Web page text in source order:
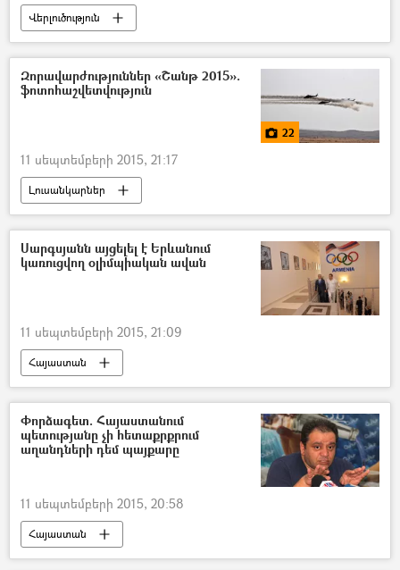
Վերլուծություն
Զորավարժություններ «Շանթ 2015».
ֆոտոհաշվետվություն
22
11 սեպտեմբերի 2015, 21:17
Լուսանկարներ
Սարգսյանն այցելել է Երևանում
կառուցվող օլիմպիական ավան
11 սեպտեմբերի 2015, 21:09
Հայաստան
Փորձագետ. Հայաստանում
պետությանը չի հետաքրքրում
աղանդների դեմ պայքարը
11 սեպտեմբերի 2015, 20:58
Հայաստան